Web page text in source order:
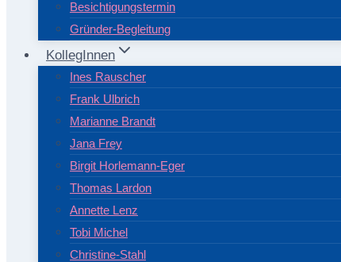
Besichtigungstermin
Gründer-Begleitung
KollegInnen
Ines Rauscher
Frank Ulbrich
Marianne Brandt
Jana Frey
Birgit Horlemann-Eger
Thomas Lardon
Annette Lenz
Tobi Michel
Christine-Stahl